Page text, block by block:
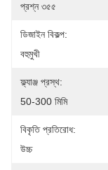
প্রশ্ন ৩৫৫
ডিজাইন বিকল্প:
বহুমুখী
ফ্ল্যাঞ্জ প্রস্থ:
50-300 মিমি
বিকৃতি প্রতিরোধ:
উচ্চ